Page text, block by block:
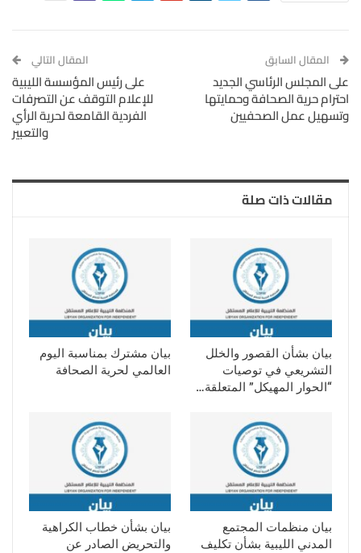
المقال السابق
على المجلس الرئاسي الجديد
احترام حرية الصحافة وحمايتها
وتسهيل عمل الصحفيين
المقال التالي
على رئيس المؤسسة الليبية
للإعلام التوقف عن التصرفات
الفردية القامعة لحرية الرأي
والتعبير
مقالات ذات صلة
بيان بشأن القصور والخلل
التشريعي في توصيات
“الحوار المهيكل” المتعلقة…
بيان مشترك بمناسبة اليوم
العالمي لحرية الصحافة
بيان منظمات المجتمع
المدني الليبية بشأن تكليف
بيان بشأن خطاب الكراهية
والتحريض الصادر عن